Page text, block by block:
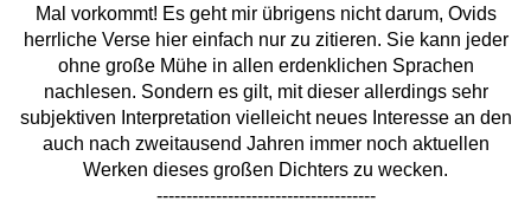
Mal vorkommt! Es geht mir übrigens nicht darum, Ovids
herrliche Verse hier einfach nur zu zitieren. Sie kann jeder
ohne große Mühe in allen erdenklichen Sprachen
nachlesen. Sondern es gilt, mit dieser allerdings sehr
subjektiven Interpretation vielleicht neues Interesse an den
auch nach zweitausend Jahren immer noch aktuellen
Werken dieses großen Dichters zu wecken.
-------------------------------------